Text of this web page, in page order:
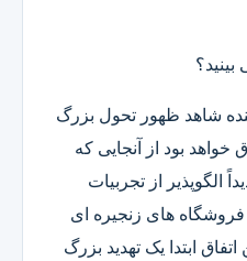
شاهد ظهور تحول بزرگ
خواهد بود از آنجایی که
الگوپذیر از تجربیات
های زنجیره ای
ابتدا یک تهدید بزرگ